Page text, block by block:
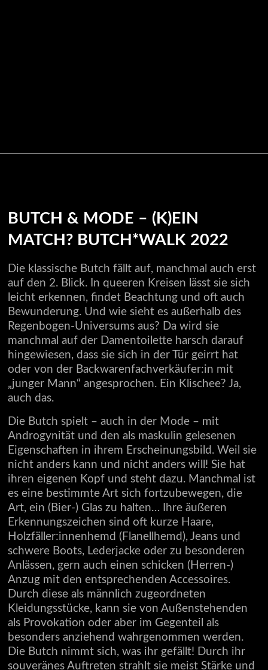
BUTCH & MODE – (K)EIN
MATCH? BUTCH*WALK 2022
Die klassische Butch fällt auf, manchmal auch erst
auf den 2. Blick. In queeren Kreisen lässt sie sich
leicht erkennen, findet Beachtung und oft auch
Bewunderung. Und wie sieht es außerhalb des
Regenbogen-Universums aus? Da wird sie
manchmal auf der Damentoilette harsch darauf
hingewiesen, dass sie sich in der Tür geirrt hat
oder von der Backwarenfachverkäufer:in mit
„junger Mann“ angesprochen. Ein Klischee? Ja,
auch das.
Die Butch spielt – auch in der Mode – mit
Androgynität und den als maskulin gelesenen
Eigenschaften in ihrem Erscheinungsbild. Weil sie
nicht anders kann und nicht anders will! Sie hat
ihren eigenen Kopf und steht dazu. Manchmal ist
es eine bestimmte Art sich fortzubewegen, die
Art, ein (Bier-) Glas zu halten… Ihre äußeren
Erkennungszeichen sind oft kurze Haare,
Holzfäller:innenhemd (Flanellhemd), Jeans und
schwere Boots, Lederjacke oder zu besonderen
Anlässen, gern auch einen schicken (Herren-)
Anzug mit den entsprechenden Accessoires.
Durch diese als männlich zugeordneten
Kleidungsstücke, kann sie von Außenstehenden
als Provokation oder aber im Gegenteil als
besonders anziehend wahrgenommen werden.
Die Butch nimmt sich, was ihr gefällt! Durch ihr
souveränes Auftreten strahlt sie meist Stärke und